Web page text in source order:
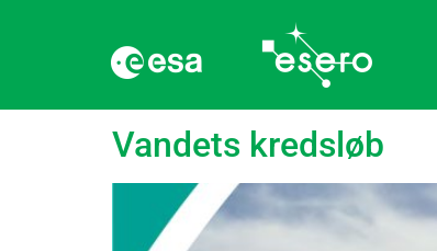
language:Spansk
Vandets kredsløb